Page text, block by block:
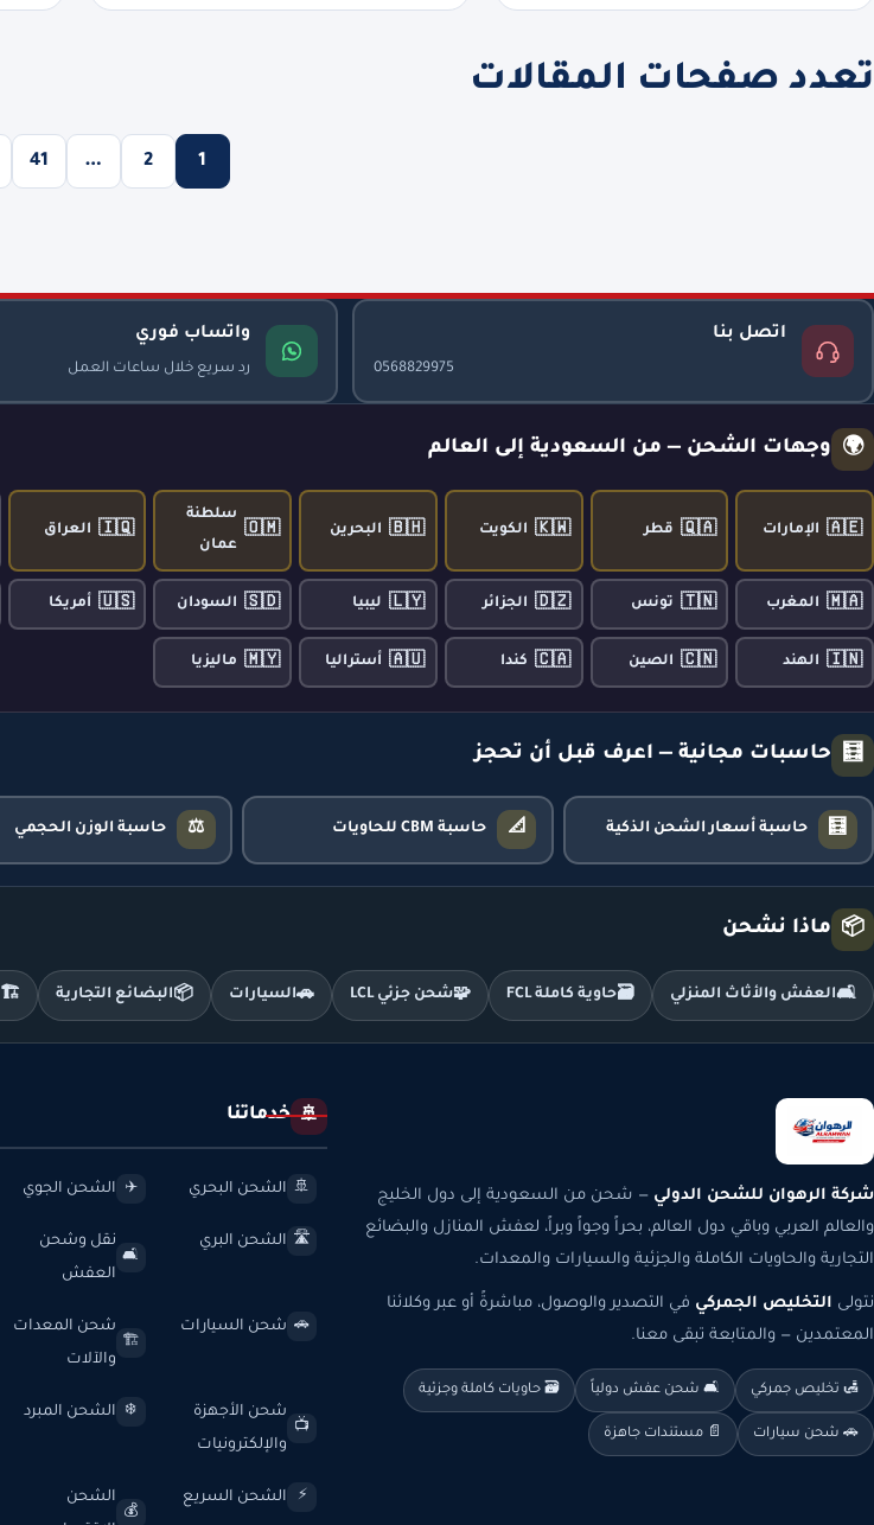
تعدد صفحات المقالات
1
2
…
41
اتصل بنا
0568829975
واتساب فوري
رد سريع خلال ساعات العمل
🌍 وجهات الشحن — من السعودية إلى العالم
🇦🇪 الإمارات 🇶🇦 قطر 🇰🇼 الكويت 🇧🇭 البحرين 🇴🇲
سلطنة
عمان
🇮🇶 العراق
🇲🇦 المغرب 🇹🇳 تونس 🇩🇿 الجزائر 🇱🇾 ليبيا 🇸🇩 السودان 🇺🇸 أمريكا
🇮🇳 الهند 🇨🇳 الصين 🇨🇦 كندا 🇦🇺 أستراليا 🇲🇾 ماليزيا
🧮 حاسبات مجانية — اعرف قبل أن تحجز
🧮 حاسبة أسعار الشحن الذكية 📐 حاسبة CBM للحاويات ⚖️ حاسبة الوزن الحجمي
📦 ماذا نشحن
🛋️العفش والأثاث المنزلي 🗃️حاوية كاملة FCL 🧩شحن جزئي LCL 🚗السيارات 📦البضائع التجارية 🏗️
شركة الرهوان للشحن الدولي — شحن من السعودية إلى دول الخليج
والعالم العربي وباقي دول العالم، بحراً وجواً وبراً، لعفش المنازل والبضائع
التجارية والحاويات الكاملة والجزئية والسيارات والمعدات.
نتولى التخليص الجمركي في التصدير والوصول، مباشرةً أو عبر وكلائنا
المعتمدين — والمتابعة تبقى معنا.
🛃 تخليص جمركي 🛋️ شحن عفش دولياً 🗃️ حاويات كاملة وجزئية
🚗 شحن سيارات 📄 مستندات جاهزة
🚢 خدماتنا
🚢 الشحن البحري ✈️ الشحن الجوي
🛣️ الشحن البري
🛋️
نقل وشحن
العفش
🚗 شحن السيارات
🏗️
شحن المعدات
والآلات
📺
شحن الأجهزة
والإلكترونيات
❄️ الشحن المبرد
⚡ الشحن السريع
💰
الشحن